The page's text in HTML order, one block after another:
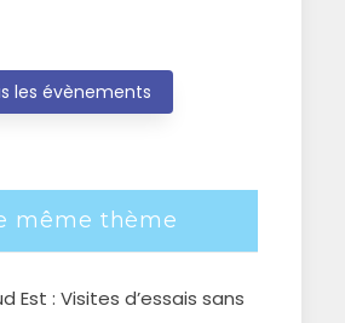
les évènements
même thème
Est : Visites d’essais sans